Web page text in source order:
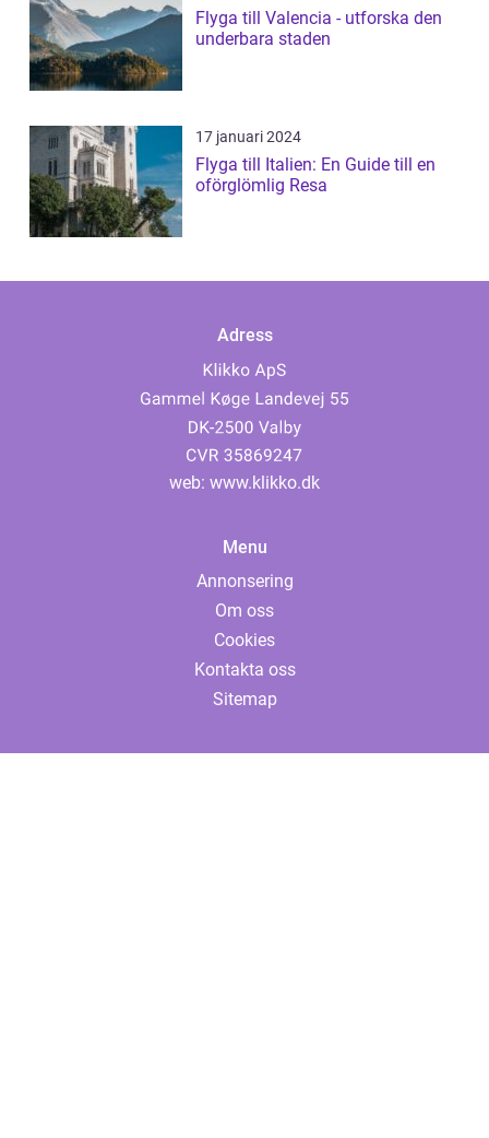
Flyga till Valencia - utforska den
underbara staden
17 januari 2024
Flyga till Italien: En Guide till en
oförglömlig Resa
Adress
web: www.klikko.dk
Menu
Annonsering
Om oss
Cookies
Kontakta oss
Sitemap